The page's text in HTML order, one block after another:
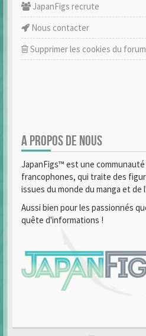
JapanFigs recrute
Nous contacter
Supprimer les cookies du forum
A PROPOS DE NOUS
JapanFigs™ est une
francophones, qui traite des
issues du monde du manga et de
Aussi bien pour les passionnés
quête d'informations !